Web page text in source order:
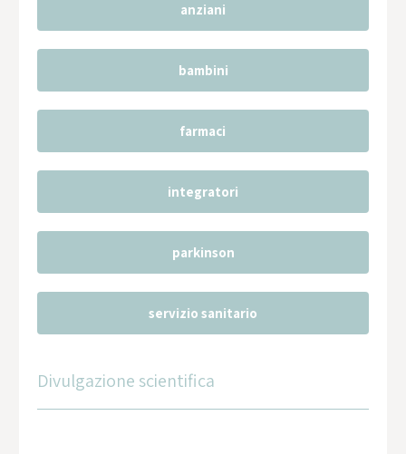
anziani
bambini
farmaci
integratori
parkinson
servizio sanitario
Divulgazione scientifica